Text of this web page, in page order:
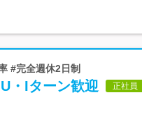
#完全週休2日制
・Iターン歓迎 正社員